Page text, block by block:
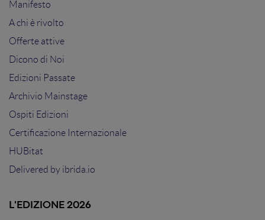
Manifesto
A chi è rivolto
Offerte attive
Dicono di Noi
Edizioni Passate
Archivio Mainstage
Ospiti Edizioni
Certificazione Internazionale
HUBitat
Delivered by ibrida.io
L'EDIZIONE 2026